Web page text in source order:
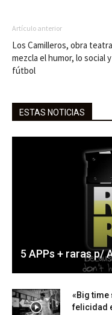
Artículo anterior
Los Camilleros, obra
mezcla el humor, lo social
fútbol
ESTAS NOTICIAS
5 APPs + raras p/
«Big time
felicidad